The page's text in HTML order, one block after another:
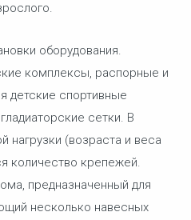
оборудования.
комплексы, распорные и
детские спортивные
сетки. В
нагрузки (возраста и веса
количество крепежей.
предназначенный для
несколько навесных